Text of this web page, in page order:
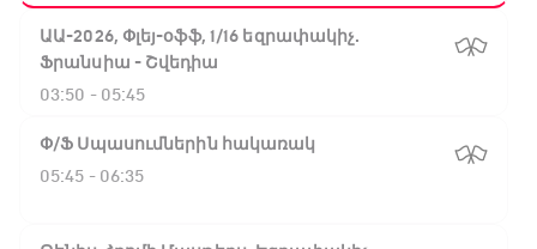
ԱԱ-2026, Փլեյ-օֆֆ, 1/16 եզրափակիչ.
Ֆրանսիա - Շվեդիա
03:50 - 05:45
Փ/Ֆ Սպասումներին հակառակ
05:45 - 06:35